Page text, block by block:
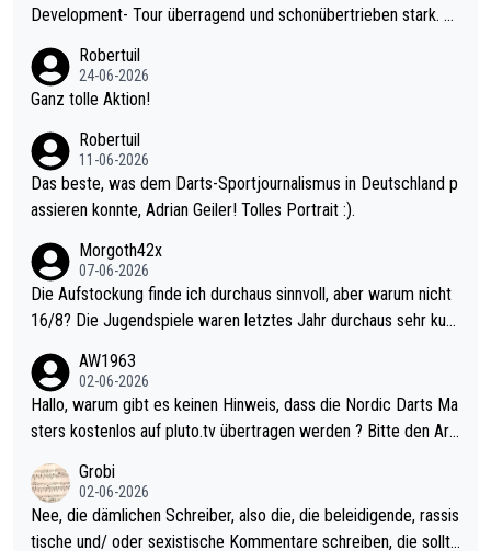
Development- Tour überragend und schonübertrieben stark. U
mal 40+ erst recht. Da gewinnst keinen Blumentopf - ist ja noc
h krasser wie ein Pokalspiel eines Kreisligisten vs einem Bund
Robertuil
24-06-2026
Ganz tolle Aktion!
Robertuil
11-06-2026
Das beste, was dem Darts-Sportjournalismus in Deutschland p
assieren konnte, Adrian Geiler! Tolles Portrait :).
Morgoth42x
07-06-2026
Die Aufstockung finde ich durchaus sinnvoll, aber warum nicht
16/8? Die Jugendspiele waren letztes Jahr durchaus sehr kurz
Allerdings ist Mitchell Lawrie als Nummer 1 der Welt eh qualifi
ziert. Somit ändert die automatische Qualifikation des Weltmei
sters erstmal nichts. Ich denke sie wollen damit für nächstes J
ohl wenig WDF Turniere spielen. Dies war bei Archie Self letzt
es Jahr der Fall. Er musste als amtierender Weltmeister durch
den Qualifier und ich glaube kaum, dass Mitchel sich das (in Ve
AW1963
02-06-2026
Hallo, warum gibt es keinen Hinweis, dass die Nordic Darts Ma
sters kostenlos auf pluto.tv übertragen werden ? Bitte den Arti
Grobi
02-06-2026
Nee, die dämlichen Schreiber, also die, die beleidigende, rassis
tische und/ oder sexistische Kommentare schreiben, die sollte